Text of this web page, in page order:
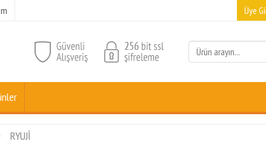
Üye
RYUJİ